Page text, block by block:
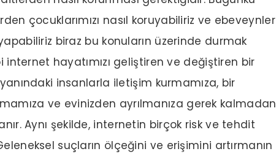
çocuklarımızı nasıl koruyabiliriz ve ebeveynler
biraz bu konuların üzerinde durmak
hayatımızı geliştiren ve değiştiren bir
insanlarla iletişim kurmamıza, bir
ve evinizden ayrılmanıza gerek kalmadan
Aynı şekilde, internetin birçok risk ve tehdit
suçların ölçeğini ve erişimini artırmanın